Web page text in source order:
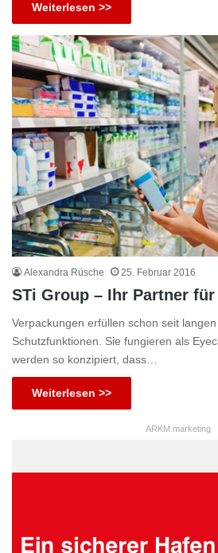
Weiterlesen >>
Alexandra Rüsche 25. Februar 2016
STi Group – Ihr Partner für
Verpackungen erfüllen schon seit
Schutzfunktionen. Sie fungieren als
werden so konzipiert, dass…
Weiterlesen >>
ARKM.marketing